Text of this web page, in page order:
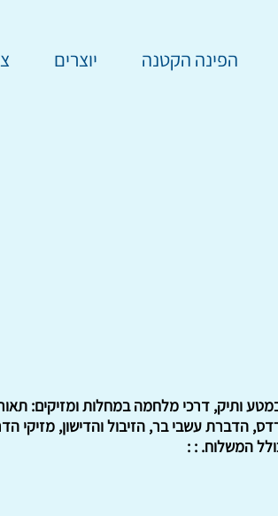
הפינה הקטנה יוצרים
ותיק, דרכי מלחמה במחלות ומזיקים:
הדברת עשבי בר, הזיבול והדישון, מזיקי